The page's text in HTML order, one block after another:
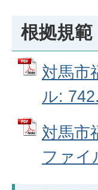
根拠規範
対馬市
ル:
対馬市
ファイ